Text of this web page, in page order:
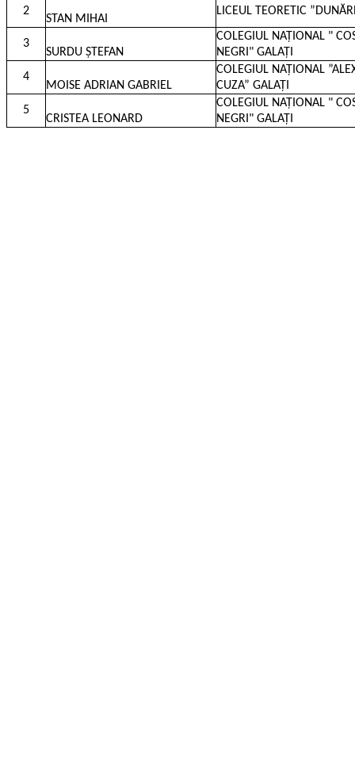
2
STAN MIHAI
LICEUL TEORETIC
3
SURDU ȘTEFAN
COLEGIUL NAȚIONAL "
NEGRI" GALAȚI
4
MOISE ADRIAN GABRIEL
COLEGIUL NAȚIONAL
CUZA” GALAȚI
5
CRISTEA LEONARD
COLEGIUL NAȚIONAL "
NEGRI" GALAȚI